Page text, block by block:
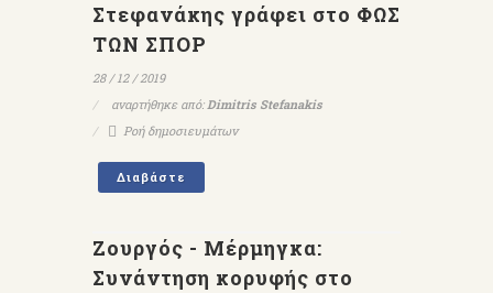
Στεφανάκης γράφει στο ΦΩΣ
ΤΩΝ ΣΠΟΡ
28 / 12 / 2019
αναρτήθηκε από:Dimitris Stefanakis
Ροή δημοσιευμάτων
Διαβάστε
Ζουργός - Μέρμηγκα:
Συνάντηση κορυφής στο